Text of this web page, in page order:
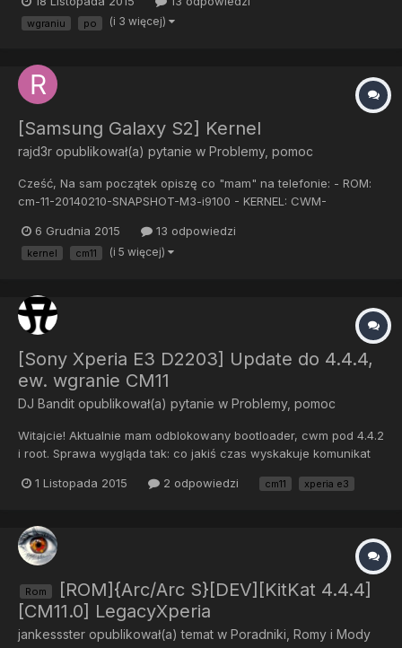
instalowałem: gap: gapps-kk-20140105-mini-signed Cyanogen:
cm-11-20151108-NIGHTLY-i9305
wgraniu po (i 3 więcej)
[Samsung Galaxy S2] Kernel
rajd3r opublikował(a) pytanie w Problemy, pomoc
Cześć, Na sam początek opiszę co "mam" na telefonie: - ROM:
cm-11-20140210-SNAPSHOT-M3-i9100 - KERNEL: CWM-
chodzi jak należy, nie ma problemów ... Właśnie jest jeden
istotny - bateria. Inna sprawa że planuję kupić nową (ta ju...
6 Grudnia 2015 13 odpowiedzi
kernel cm11 (i 5 więcej)
[Sony Xperia E3 D2203] Update do 4.4.4,
ew. wgranie CM11
DJ Bandit opublikował(a) pytanie w Problemy, pomoc
Witajcie! Aktualnie mam odblokowany bootloader, cwm pod 4.4.2
i root. Sprawa wygląda tak: co jakiś czas wyskakuje komunikat
do 4.4.4. CWM jednak posiadam pod 4.4.2. Rozumiem, że będzie
1 Listopada 2015 2 odpowiedzi cm11 xperia e3
Rom
[ROM]{Arc/Arc S}[DEV][KitKat 4.4.4]
[CM11.0] LegacyXperia
jankessster opublikował(a) temat w Poradniki, Romy i Mody